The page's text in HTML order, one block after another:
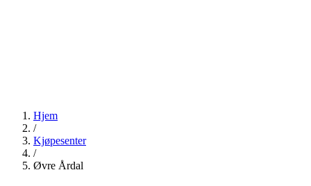
Hjem
/
Kjøpesenter
/
Øvre Årdal